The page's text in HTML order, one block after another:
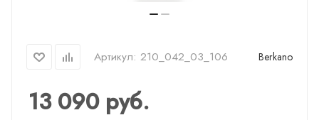
Артикул: 210_042_03_106 Berkano
13 090руб.